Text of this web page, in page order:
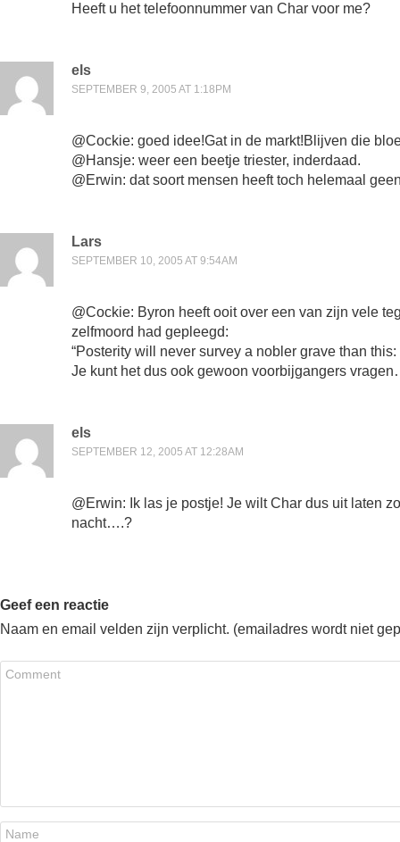
Heeft u het telefoonnummer van Char voor me?
els
SEPTEMBER 9, 2005 AT 1:18PM
@Cockie: goed idee!Gat in de markt!Blijven die
@Hansje: weer een beetje triester, inderdaad.
@Erwin: dat soort mensen heeft toch helemaal
Lars
SEPTEMBER 10, 2005 AT 9:54AM
@Cockie: Byron heeft ooit over een van zijn vele
zelfmoord had gepleegd:
“Posterity will never survey a nobler grave than
Je kunt het dus ook gewoon voorbijgangers
els
SEPTEMBER 12, 2005 AT 12:28AM
@Erwin: Ik las je postje! Je wilt Char dus uit laten
nacht….?
Geef een reactie
Naam en email velden zijn verplicht. (emailadres wordt niet